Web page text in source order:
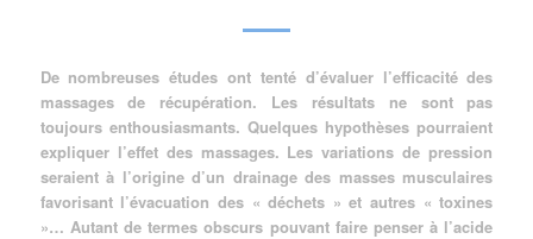
De nombreuses études ont tenté d’évaluer l’efficacité des
massages de récupération. Les résultats ne sont pas
toujours enthousiasmants. Quelques hypothèses pourraient
expliquer l’effet des massages. Les variations de pression
seraient à l’origine d’un drainage des masses musculaires
favorisant l’évacuation des « déchets » et autres « toxines
»… Autant de termes obscurs pouvant faire penser à l’acide